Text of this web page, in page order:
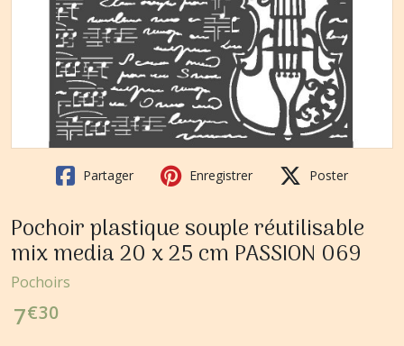
Partager Enregistrer Poster
Pochoir plastique souple réutilisable
mix media 20 x 25 cm PASSION 069
Pochoirs
7€30